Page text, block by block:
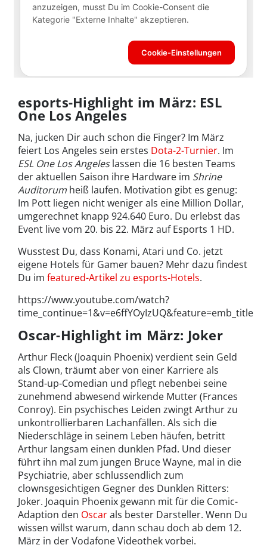
esports-Highlight im März: ESL
One Los Angeles
Na, jucken Dir auch schon die Finger? Im März
feiert Los Angeles sein erstes Dota-2-Turnier. Im
ESL One Los Angeleslassen die 16 besten Teams
der aktuellen Saison ihre Hardware im Shrine
Auditorum heiß laufen. Motivation gibt es genug:
Im Pott liegen nicht weniger als eine Million Dollar,
umgerechnet knapp 924.640 Euro. Du erlebst das
Event live vom 20. bis 22. März auf Esports 1 HD.
Wusstest Du, dass Konami, Atari und Co. jetzt
eigene Hotels für Gamer bauen? Mehr dazu findest
Du im featured-Artikel zu esports-Hotels.
https://www.youtube.com/watch?
time_continue=1&v=e6ffYOyIzUQ&feature=emb_title
Oscar-Highlight im März: Joker
Arthur Fleck (Joaquin Phoenix) verdient sein Geld
als Clown, träumt aber von einer Karriere als
Stand-up-Comedian und pflegt nebenbei seine
zunehmend abwesend wirkende Mutter (Frances
Conroy). Ein psychisches Leiden zwingt Arthur zu
unkontrollierbaren Lachanfällen. Als sich die
Niederschläge in seinem Leben häufen, betritt
Arthur langsam einen dunklen Pfad. Und dieser
führt ihn mal zum jungen Bruce Wayne, mal in die
Psychiatrie, aber schlussendlich zum
clownsgesichtigen Gegner des Dunklen Ritters:
Joker. Joaquin Phoenix gewann mit für die Comic-
Adaption den Oscarals bester Darsteller. Wenn Du
wissen willst warum, dann schau doch ab dem 12.
März in der Vodafone Videothek vorbei.